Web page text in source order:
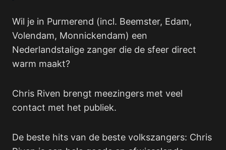
Wil je in Purmerend (incl. Beemster, Edam,
Volendam, Monnickendam) een
Nederlandstalige zanger die de sfeer direct
warm maakt?
Chris Riven brengt meezingers met veel
contact met het publiek.
De beste hits van de beste volkszangers: Chris